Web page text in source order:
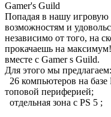
Gamer's Guild
Попадая в нашу
возможностям и
независимо от того, на
прокачаешь на
вместе с Gamer s Guild.
Для этого мы предлагаем:
26 компьютеров на
топовой периферией;
отдельная зона с PS 5 ;